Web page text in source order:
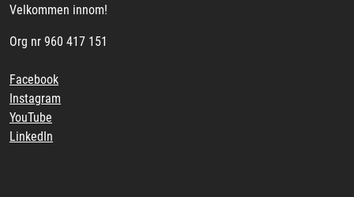
Velkommen innom!
Org nr 960 417 151
Facebook
Instagram
YouTube
LinkedIn